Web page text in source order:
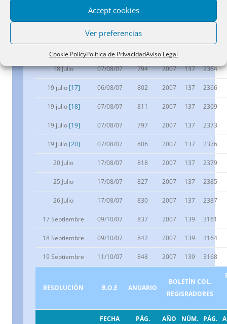
Accept cookies
Ver preferencias
Cookie PolicyPolítica de PrivacidadAviso Legal
FECHA PÁG.
03/08/07 777
17 Julio 07/08/07 787 2007
18 Julio 07/08/07 794 2007 137 2364
19 julio [17] 06/08/07 802 2007 137 2366
19 julio [18] 07/08/07 811 2007 137 2369
19 julio [19] 07/08/07 797 2007 137 2373
19 julio [20] 07/08/07 806 2007 137 2376
20 Julio 17/08/07 818 2007 137 2379
25 Julio 17/08/07 827 2007 137 2385
26 Julio 17/08/07 830 2007 137 2387
17 Septiembre 09/10/07 837 2007 139 3161
18 Septiembre 09/10/07 842 2007 139 3164
19 Septiembre 11/10/07 848 2007 139 3168
RESOLUCIÓN B.O.E ANUARIO
BOLETÍN COL.
REGISRADORES
FECHA PÁG. AÑO NÚM. PÁG.